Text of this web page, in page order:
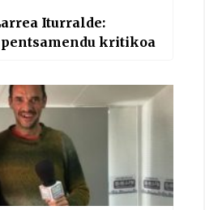
Iturralde:
kritikoa